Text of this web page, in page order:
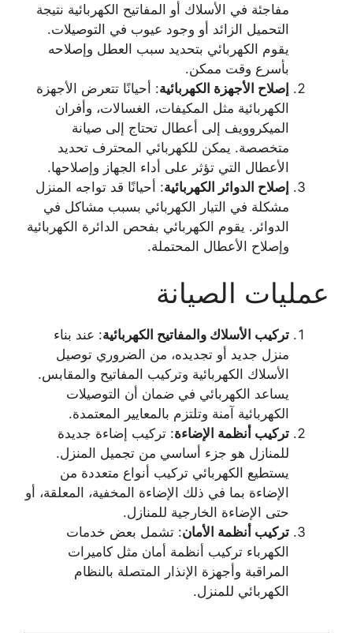
مفاجئة في الأسلاك أو المفاتيح الكهربائية نتيجة
التحميل الزائد أو وجود عيوب في التوصيلات.
يقوم الكهربائي بتحديد سبب العطل وإصلاحه
بأسرع وقت ممكن.
إصلاح الأجهزة الكهربائية: أحيانًا تتعرض الأجهزة
الكهربائية مثل المكيفات، الغسالات، وأفران
الميكروويف إلى أعطال تحتاج إلى صيانة
متخصصة. يمكن للكهربائي المحترف تحديد
الأعطال التي تؤثر على أداء الجهاز وإصلاحها.
إصلاح الدوائر الكهربائية: أحيانًا قد تواجه المنزل
مشكلة في التيار الكهربائي بسبب مشاكل في
الدوائر. يقوم الكهربائي بفحص الدائرة الكهربائية
وإصلاح الأعطال المحتملة.
عمليات الصيانة
تركيب الأسلاك والمفاتيح الكهربائية: عند بناء
منزل جديد أو تجديده، من الضروري توصيل
الأسلاك الكهربائية وتركيب المفاتيح والمقابس.
يساعد الكهربائي في ضمان أن التوصيلات
الكهربائية آمنة وتلتزم بالمعايير المعتمدة.
تركيب أنظمة الإضاءة: تركيب إضاءة جديدة
للمنازل هو جزء أساسي من تجميل المنزل.
يستطيع الكهربائي تركيب أنواع متعددة من
الإضاءة بما في ذلك الإضاءة المخفية، المعلقة، أو
حتى الإضاءة الخارجية للمنازل.
تركيب أنظمة الأمان: تشمل بعض خدمات
الكهرباء تركيب أنظمة أمان مثل كاميرات
المراقبة وأجهزة الإنذار المتصلة بالنظام
الكهربائي للمنزل.